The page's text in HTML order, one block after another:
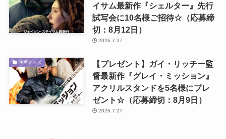
イサム最新作『シェルター』先行
試写会に10名様ご招待☆（応募締
切：8月12日）
2026.7.27
映画グッズ
【プレゼント】ガイ・リッチー監
督最新作『グレイ・ミッション』
アクリルスタンドを5名様にプレ
ゼント☆（応募締切：8月9日）
2026.7.27